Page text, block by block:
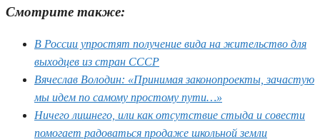
Смотрите также:
В России упростят получение вида на жительство для
выходцев из стран СССР
Вячеслав Володин: «Принимая законопроекты, зачастую
мы идем по самому простому пути…»
Ничего лишнего, или как отсутствие стыда и совести
помогает радоваться продаже школьной земли